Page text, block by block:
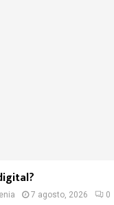
7 agosto, 2026 0